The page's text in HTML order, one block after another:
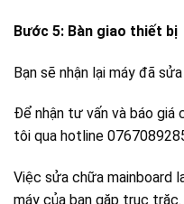
Bước 5: Bàn giao thiết bị
Bạn sẽ nhận lại máy đã
Để nhận tư vấn và báo giá
tôi qua hotline
Việc sửa chữa mainboard
máy của bạn gặp trục